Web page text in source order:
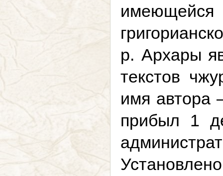
р. Архары
текстов
имя автора
прибыл 1